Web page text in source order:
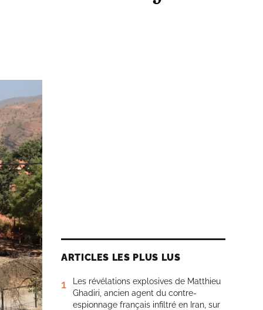
ARTICLES LES PLUS LUS
1
Les révélations explosives de Matthieu
Ghadiri, ancien agent du contre-
espionnage français infiltré en Iran, sur